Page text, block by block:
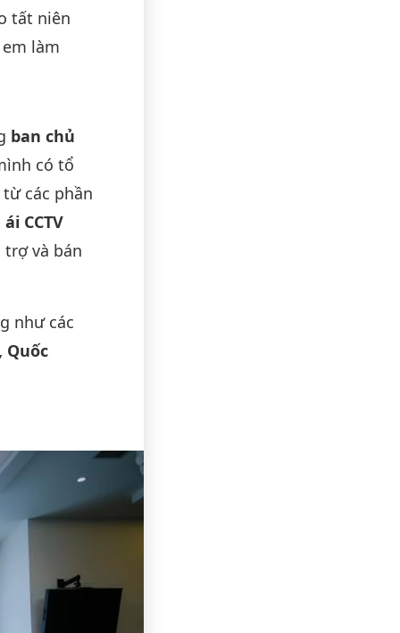
tất niên
làm
ban chủ
có tổ
các phần
CCTV
và bán
như các
Quốc